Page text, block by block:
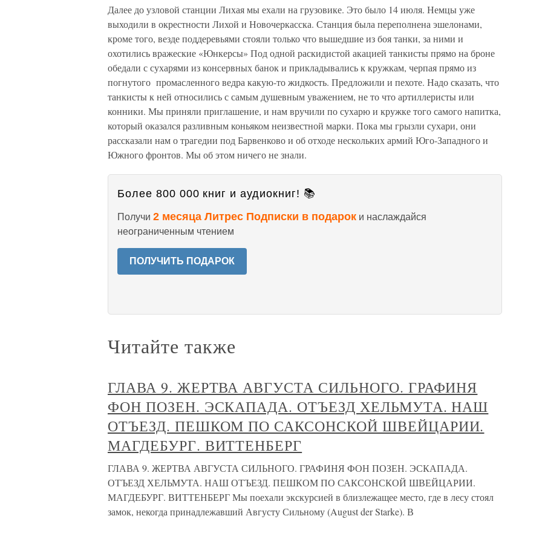
Далее до узловой станции Лихая мы ехали на грузовике. Это было 14 июля. Немцы уже
выходили в окрестности Лихой и Новочеркасска. Станция была переполнена эшелонами,
кроме того, везде поддеревьями стояли только что вышедшие из боя танки, за ними и
охотились вражеские «Юнкерсы» Под одной раскидистой акацией танкисты прямо на броне
обедали с сухарями из консервных банок и прикладывались к кружкам, черпая прямо из
погнутого промасленного ведра какую-то жидкость. Предложили и пехоте. Надо сказать, что
танкисты к ней относились с самым душевным уважением, не то что артиллеристы или
конники. Мы приняли приглашение, и нам вручили по сухарю и кружке того самого напитка,
который оказался разливным коньяком неизвестной марки. Пока мы грызли сухари, они
рассказали нам о трагедии под Барвенково и об отходе нескольких армий Юго-Западного и
Южного фронтов. Мы об этом ничего не знали.
Более 800 000 книг и аудиокниг! 📚
Получи 2 месяца Литрес Подписки в подарок и наслаждайся
неограниченным чтением
ПОЛУЧИТЬ ПОДАРОК
Читайте также
ГЛАВА 9. ЖЕРТВА АВГУСТА СИЛЬНОГО. ГРАФИНЯ
ФОН ПОЗЕН. ЭСКАПАДА. ОТЪЕЗД ХЕЛЬМУТА. НАШ
ОТЪЕЗД. ПЕШКОМ ПО САКСОНСКОЙ ШВЕЙЦАРИИ.
МАГДЕБУРГ. ВИТТЕНБЕРГ
ГЛАВА 9. ЖЕРТВА АВГУСТА СИЛЬНОГО. ГРАФИНЯ ФОН ПОЗЕН. ЭСКАПАДА.
ОТЪЕЗД ХЕЛЬМУТА. НАШ ОТЪЕЗД. ПЕШКОМ ПО САКСОНСКОЙ ШВЕЙЦАРИИ.
МАГДЕБУРГ. ВИТТЕНБЕРГ Мы поехали экскурсией в близлежащее место, где в лесу стоял
замок, некогда принадлежавший Августу Сильному (August der Starke). В